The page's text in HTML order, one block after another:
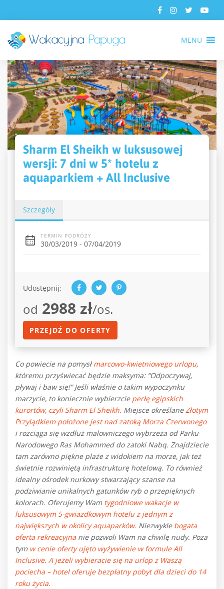
MENU
Sharm El Sheikh w luksusowej
wersji: 7 dni w 5* hotelu z
aquaparkiem + All Inclusive
Szczegóły
TERMIN PODRÓŻY
30/03/2019 - 07/04/2019
Udostępnij:
od 2988 zł/os.
PRZEJDŹ DO OFERTY
Co powiecie na pomysł marcowo-kwietniowego urlopu,
któremu przyświecać będzie maksyma: “Odpoczywaj,
pływaj i baw się!” Jeśli właśnie o takim wypoczynku
marzycie, to koniecznie wybierzcie perłę egipskich
kurortów, czyli Sharm El Sheikh. Miejsce określaneZłotym
Przylądkiem położone jest nad zatoką Morza Czerwonego
i rozciąga się wzdłuż malowniczego wybrzeża od Parku
Narodowego Ras Mohammed do zatoki Nabq. Znajdziecie
tam zarówno piękne plaże z widokiem na morze, jak też
świetnie rozwiniętą infrastrukturę hotelową. To również
idealnyośrodek nurkowy stwarzający szanse na
podziwianie unikalnych gatunków ryb o przepięknych
kolorach. Oferujemy Wam tygodniowe wakacje w
luksusowym 5-gwiazdkowym hotelu z jednym z
największych w okolicy aquaparków. Niezwykle bogata
oferta rekreacyjna nie pozwoli Wam na chwilę nudy. Poza
tym w cenie oferty ujęto wyżywienie w formule All
Inclusive. A jeżeli wybieracie się na urlop z Waszą
pociecha – hotel oferuje bezpłatny pobyt dla dzieci do 14
roku życia.